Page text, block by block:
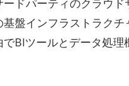
ドパーティのクラウ
盤インフラストラク
BIツールとデータ処理